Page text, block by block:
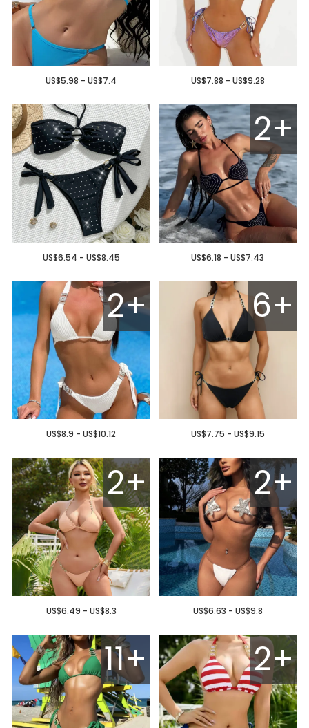
US$5.98 - US$7.4 US$7.88 - US$9.28
US$6.54 - US$8.45
2+
US$6.18 - US$7.43
2+
US$8.9 - US$10.12
6+
US$7.75 - US$9.15
2+
US$6.49 - US$8.3
2+
US$6.63 - US$9.8
11+ 2+